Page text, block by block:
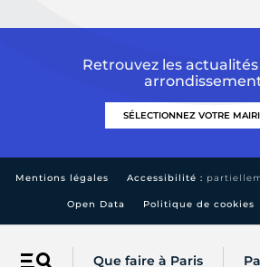
Que faire à Paris
Retrouvez les
Mentions légales Accessibilité :
Open Data Politique de cookies